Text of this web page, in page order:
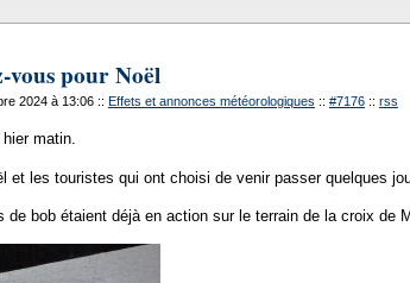
vous pour Noël
2024 à 13:06 :: Effets et annonces météorologiques :: #7176 :: rss
matin.
et les touristes qui ont choisi de venir passer quelques
de bob étaient déjà en action sur le terrain de la croix de